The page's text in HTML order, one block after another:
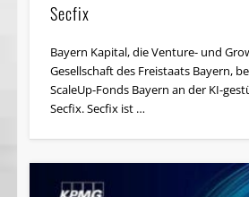
Secfix
Bayern Kapital, die Venture- und
Gesellschaft des Freistaats Bayern,
ScaleUp-Fonds Bayern an der KI-
Secfix. Secfix ist …